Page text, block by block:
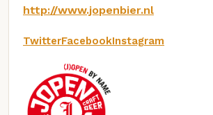
http://www.jopenbier.nl
TwitterFacebookInstagram